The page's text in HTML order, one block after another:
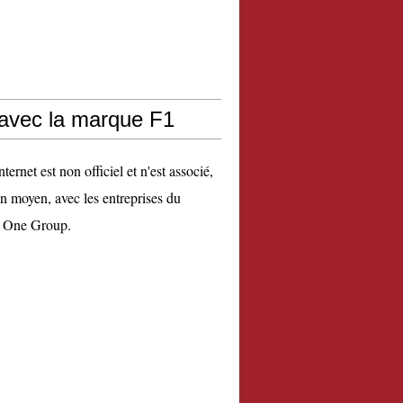
la marque F1
est non officiel et n'est associé,
moyen, avec les entreprises du
Group.